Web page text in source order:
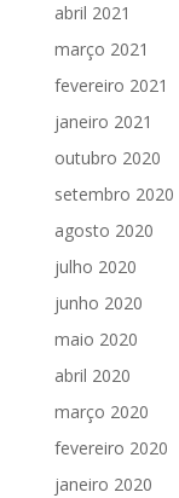
abril 2021
março 2021
fevereiro 2021
janeiro 2021
outubro 2020
setembro 2020
agosto 2020
julho 2020
junho 2020
maio 2020
abril 2020
março 2020
fevereiro 2020
janeiro 2020